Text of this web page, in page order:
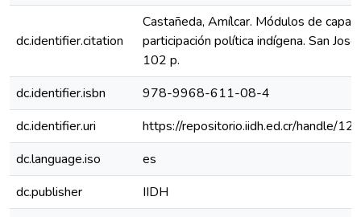
dc.identifier.citation
Castañeda, Amílcar. Módulos de
participación política indígena. San
102 p.
dc.identifier.isbn
978-9968-611-08-4
dc.identifier.uri
https://repositorio.iidh.ed.cr/handle/
dc.language.iso
es
dc.publisher
IIDH